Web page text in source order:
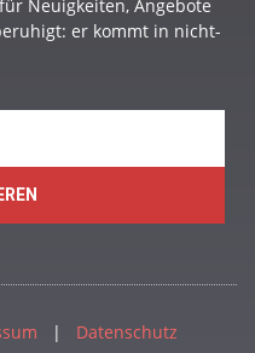
Neuigkeiten, Angebote
er kommt in nicht-
| Datenschutz